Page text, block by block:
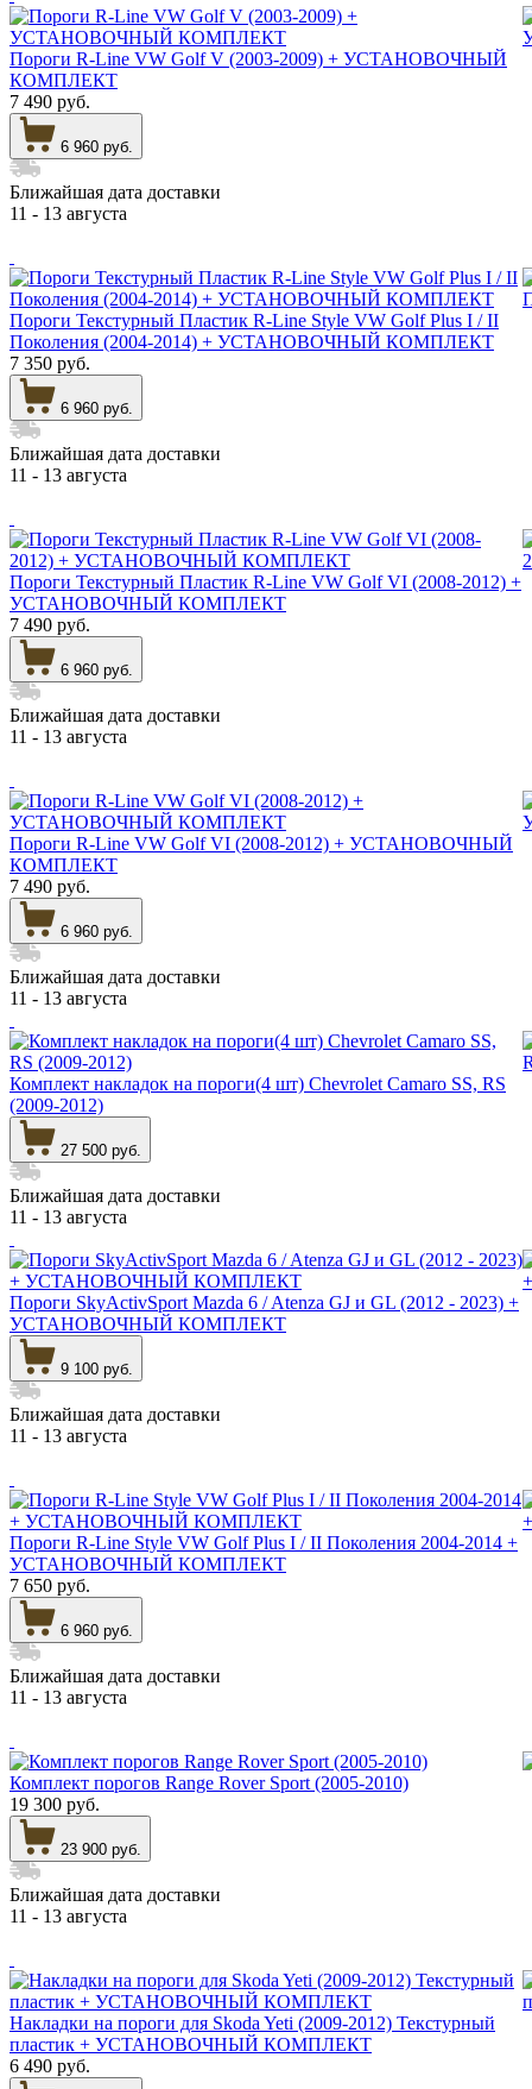
Пороги R-Line VW Golf V (2003-2009) + УСТАНОВОЧНЫЙ
КОМПЛЕКТ
7 490 руб.
6 960 руб.
Ближайшая дата доставки
11 - 13 августа
Пороги Текстурный Пластик R-Line Style VW Golf Plus I / II
Поколения (2004-2014) + УСТАНОВОЧНЫЙ КОМПЛЕКТ
7 350 руб.
6 960 руб.
Ближайшая дата доставки
11 - 13 августа
Пороги Текстурный Пластик R-Line VW Golf VI (2008-2012) +
УСТАНОВОЧНЫЙ КОМПЛЕКТ
7 490 руб.
6 960 руб.
Ближайшая дата доставки
11 - 13 августа
Пороги R-Line VW Golf VI (2008-2012) + УСТАНОВОЧНЫЙ
КОМПЛЕКТ
7 490 руб.
6 960 руб.
Ближайшая дата доставки
11 - 13 августа
Комплект накладок на пороги(4 шт) Chevrolet Camaro SS, RS
(2009-2012)
27 500 руб.
Ближайшая дата доставки
11 - 13 августа
Пороги SkyActivSport Mazda 6 / Atenza GJ и GL (2012 - 2023) +
УСТАНОВОЧНЫЙ КОМПЛЕКТ
9 100 руб.
Ближайшая дата доставки
11 - 13 августа
Пороги R-Line Style VW Golf Plus I / II Поколения 2004-2014 +
УСТАНОВОЧНЫЙ КОМПЛЕКТ
7 650 руб.
6 960 руб.
Ближайшая дата доставки
11 - 13 августа
Комплект порогов Range Rover Sport (2005-2010)
19 300 руб.
23 900 руб.
Ближайшая дата доставки
11 - 13 августа
Накладки на пороги для Skoda Yeti (2009-2012) Текстурный
пластик + УСТАНОВОЧНЫЙ КОМПЛЕКТ
6 490 руб.